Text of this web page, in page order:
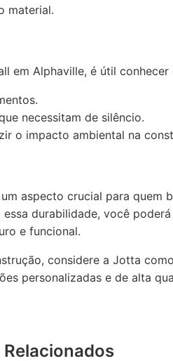
material.
em Alphaville, é útil
necessitam de silêncio.
o impacto ambiental na
aspecto crucial para quem
durabilidade, você
e funcional.
considere a Jotta
personalizadas e de alta